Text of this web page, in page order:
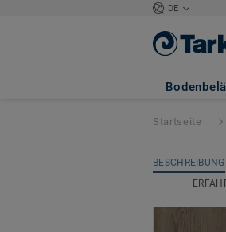
DE
Startseite
BESCHREIBUNG